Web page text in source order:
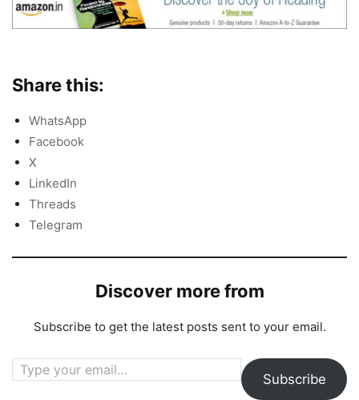
Share this:
WhatsApp
Facebook
X
LinkedIn
Threads
Telegram
Discover more from
Subscribe to get the latest posts sent to your email.
Type your email…
Subscribe